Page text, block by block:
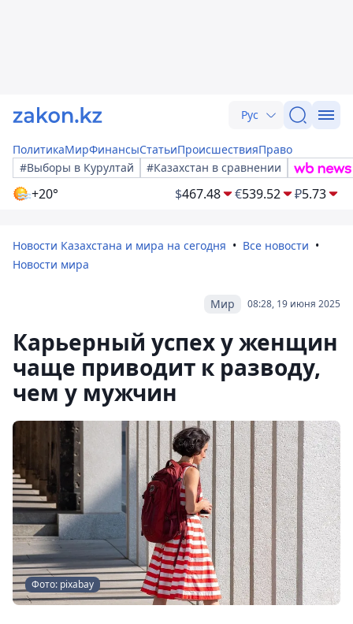
Рус
ПолитикаМирФинансыСтатьиПроисшествияПраво
#Выборы в Курултай
#Казахстан в сравнении
+20° $467.48 €539.52 ₽5.73
Новости Казахстана и мира на сегодня
Все новости
Новости мира
08:28, 19 июня 2025
Мир
Карьерный успех у женщин
чаще приводит к разводу,
чем у мужчин
Фото: pixabay